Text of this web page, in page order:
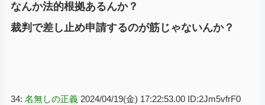
なんか法的根拠あるんか？
裁判で差し止め申請するのが筋じゃないんか？
34: 名無しの正義 2024/04/19(金) 17:22:53.00 ID:2Jm5vfrF0